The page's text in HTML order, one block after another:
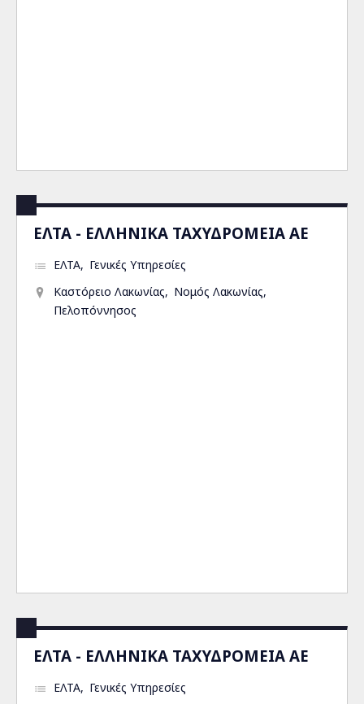
ΕΛΤΑ - ΕΛΛΗΝΙΚΑ ΤΑΧΥΔΡΟΜΕΙΑ ΑΕ
ΕΛΤΑ
Γενικές Υπηρεσίες
Καστόρειο Λακωνίας
Νομός Λακωνίας
Πελοπόννησος
ΕΛΤΑ - ΕΛΛΗΝΙΚΑ ΤΑΧΥΔΡΟΜΕΙΑ ΑΕ
ΕΛΤΑ Γενικές Υπηρεσίες